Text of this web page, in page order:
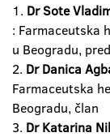
1. Dr Sote
: Farmaceutska
u Beogradu,
2. Dr Danica
Farmaceutska
Beogradu, član
3. Dr Katarina